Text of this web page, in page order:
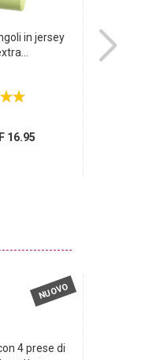
in jersey
16.95
Eleganti
NUOVO